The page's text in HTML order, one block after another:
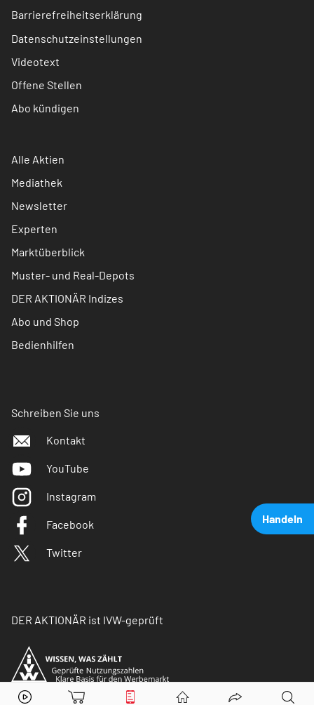
Handeln
Microsoft Aktie jetzt handeln?
Barrierefreiheitserklärung
Datenschutzeinstellungen
Videotext
Offene Stellen
Abo kündigen
Alle Aktien
Mediathek
Newsletter
Experten
Marktüberblick
Muster- und Real-Depots
DER AKTIONÄR Indizes
Abo und Shop
Bedienhilfen
Schreiben Sie uns
Kontakt
YouTube
Instagram
Facebook
Twitter
DER AKTIONÄR ist IVW-geprüft